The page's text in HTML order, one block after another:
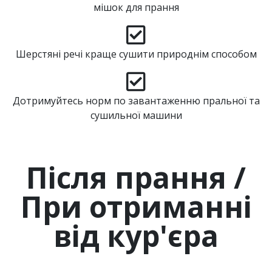
мішок для прання
Шерстяні речі краще сушити природнім способом
Дотримуйтесь норм по завантаженню пральної та
сушильної машини
Після прання /
При отриманні
від кур'єра